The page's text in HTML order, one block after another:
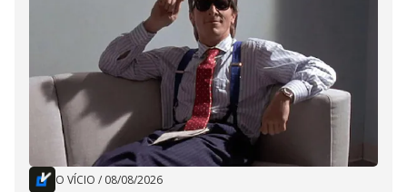
O VÍCIO / 08/08/2026